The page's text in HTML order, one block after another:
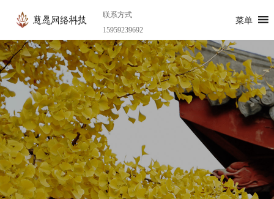
联系方式
15959239692
菜单